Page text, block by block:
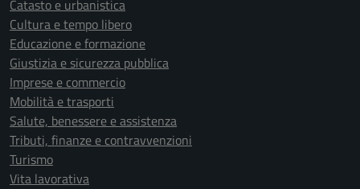
Catasto e urbanistica
Cultura e tempo libero
Educazione e formazione
Giustizia e sicurezza pubblica
Imprese e commercio
Mobilità e trasporti
Salute, benessere e assistenza
Tributi, finanze e contravvenzioni
Turismo
Vita lavorativa